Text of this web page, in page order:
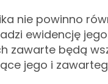
nie powinno
ewidencję
zawarte będą
jego i